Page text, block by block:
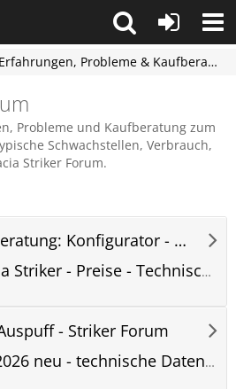
Dacia Striker Forum - Erfahrungen, Probleme & Kaufberatung
Probleme und Kaufberatung zum
Schwachstellen, Verbrauch,
Striker Forum.
Dacia Striker Kaufberatung: Konfigurator - Preis - Lieferzeit - Striker Forum
Preisliste Dacia Striker - Preise - Technische Daten - pdf Download Online
- Striker Forum
Dacia Striker 2026 neu - technische Daten : Vollhybrid ohne Plug-In / Laden